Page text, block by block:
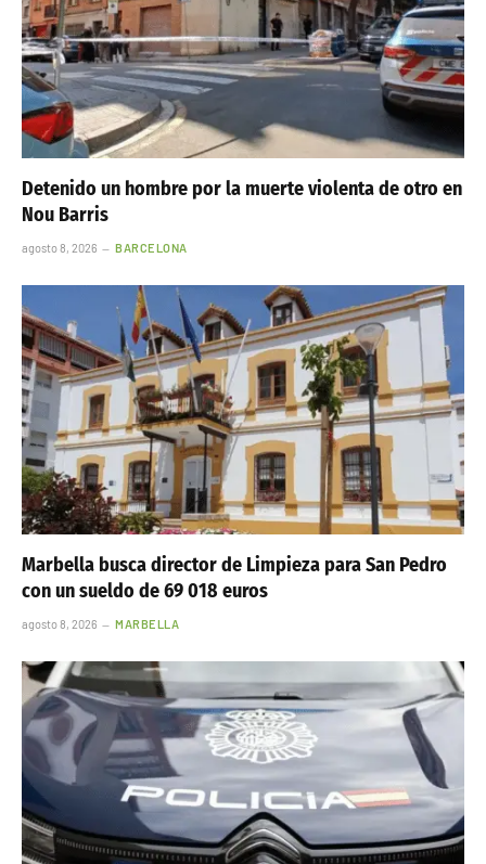
Detenido un hombre por la muerte violenta de otro en
Nou Barris
agosto 8, 2026 BARCELONA
Marbella busca director de Limpieza para San Pedro
con un sueldo de 69 018 euros
agosto 8, 2026 MARBELLA